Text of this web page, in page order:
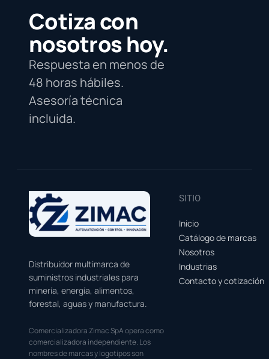
Cotiza con
nosotros hoy.
Respuesta en menos de
48 horas hábiles.
Asesoría técnica
incluida.
Distribuidor multimarca de
suministros industriales para
minería, energía, alimentos,
forestal, aguas y manufactura.
Comercializadora Zimac SpA opera como
comercializadora independiente. Los
nombres de marcas y logotipos son
SITIO
Inicio
Catálogo de marcas
Nosotros
Industrias
Contacto y cotización